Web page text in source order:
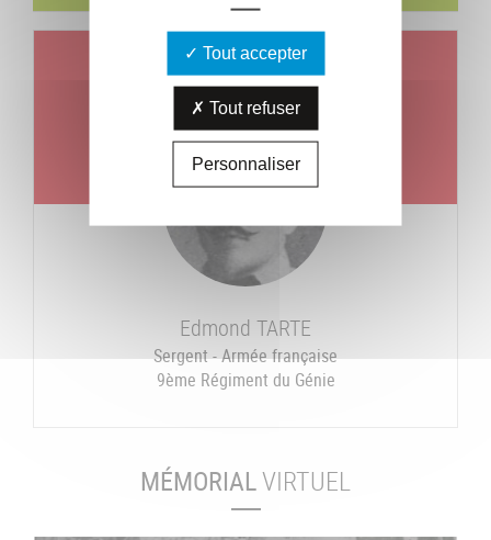
Un jour, un combattant
Mort le Jeudi 08 août 1918
Edmond TARTE
Sergent - Armée française
9ème Régiment du Génie
MÉMORIALVIRTUEL
Tout accepter
Tout refuser
Personnaliser